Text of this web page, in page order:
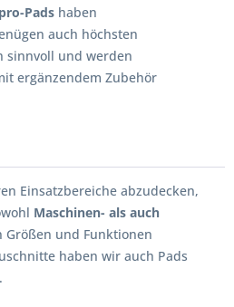
Pads haben
auch höchsten
sinnvoll und werden
ergänzendem Zubehör
Einsatzbereiche abzudecken,
Maschinen- als auch
Größen und Funktionen
haben wir auch Pads